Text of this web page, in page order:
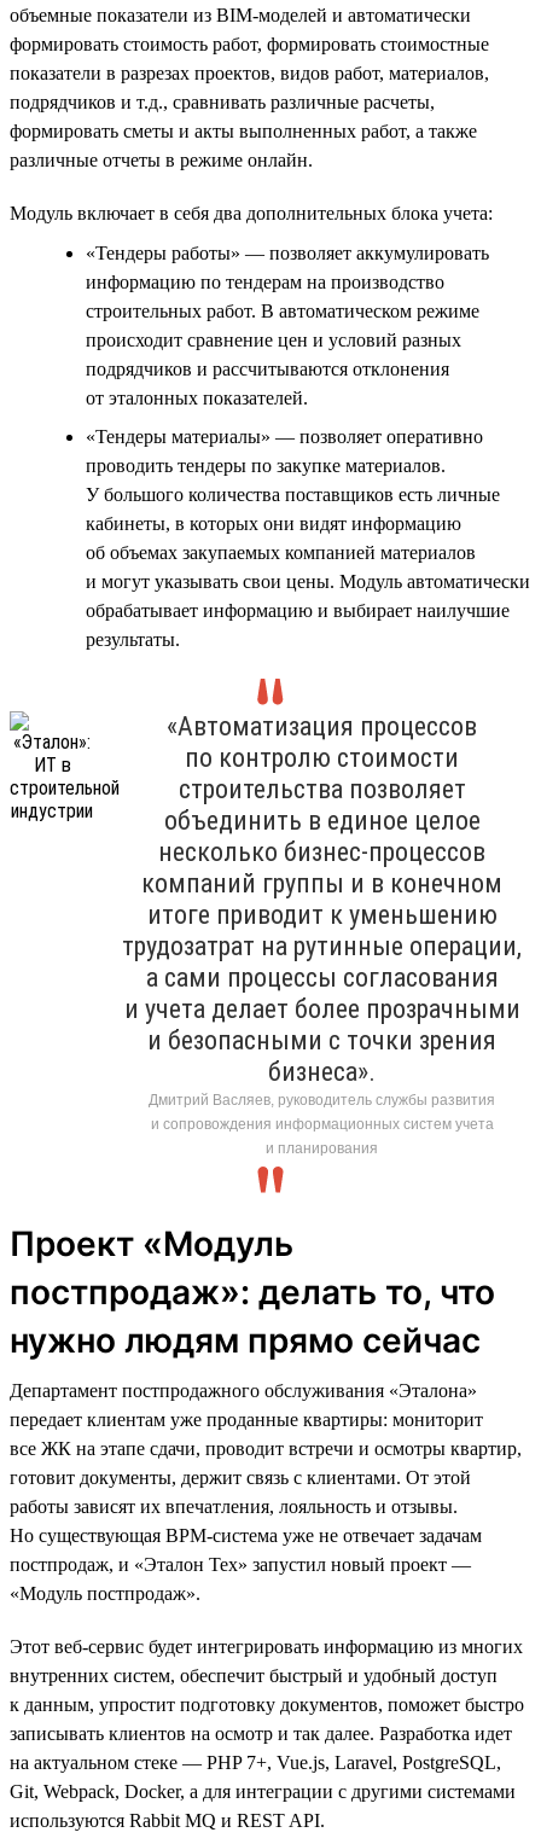
объемные показатели из BIM-моделей и автоматически
формировать стоимость работ, формировать стоимостные
показатели в разрезах проектов, видов работ, материалов,
подрядчиков и т.д., сравнивать различные расчеты,
формировать сметы и акты выполненных работ, а также
различные отчеты в режиме онлайн.
Модуль включает в себя два дополнительных блока учета:
«Тендеры работы» — позволяет аккумулировать
информацию по тендерам на производство
строительных работ. В автоматическом режиме
происходит сравнение цен и условий разных
подрядчиков и рассчитываются отклонения
от эталонных показателей.
«Тендеры материалы» — позволяет оперативно
проводить тендеры по закупке материалов.
У большого количества поставщиков есть личные
кабинеты, в которых они видят информацию
об объемах закупаемых компанией материалов
и могут указывать свои цены. Модуль автоматически
обрабатывает информацию и выбирает наилучшие
результаты.
«Автоматизация процессов
по контролю стоимости
строительства позволяет
объединить в единое целое
несколько бизнес-процессов
компаний группы и в конечном
итоге приводит к уменьшению
трудозатрат на рутинные операции,
а сами процессы согласования
и учета делает более прозрачными
и безопасными с точки зрения
бизнеса».
Дмитрий Васляев, руководитель службы развития
и сопровождения информационных систем учета
и планирования
Проект «Модуль
постпродаж»: делать то, что
нужно людям прямо сейчас
Департамент постпродажного обслуживания «Эталона»
передает клиентам уже проданные квартиры: мониторит
все ЖК на этапе сдачи, проводит встречи и осмотры квартир,
готовит документы, держит связь с клиентами. От этой
работы зависят их впечатления, лояльность и отзывы.
Но существующая BPM-система уже не отвечает задачам
постпродаж, и «Эталон Тех» запустил новый проект —
«Модуль постпродаж».
Этот веб-сервис будет интегрировать информацию из многих
внутренних систем, обеспечит быстрый и удобный доступ
к данным, упростит подготовку документов, поможет быстро
записывать клиентов на осмотр и так далее. Разработка идет
на актуальном стеке — PHP 7+, Vue.js, Laravel, PostgreSQL,
Git, Webpack, Docker, а для интеграции с другими системами
используются Rabbit MQ и REST API.